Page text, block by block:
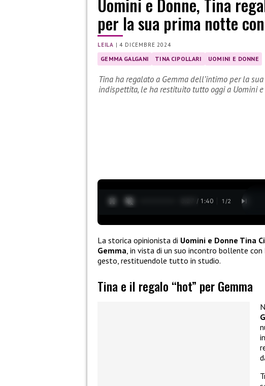
Uomini e Donne, Tina
per la sua prima notte
LEILA |4 DICEMBRE 2024
GEMMA GALGANI TINA CIPOLLARI UOMINI E DONNE
Tina ha regalato a Gemma dell’intimo per la
indispettita, le ha restituito tutto oggi a Uomini
0:28 / 1:40 1 /2
La storica opinionista di Uomini e Donne Tina
Gemma , in vista di un suo incontro bollente con
gesto, restituendole tutto in studio.
Tina e il regalo “hot” per Gemma